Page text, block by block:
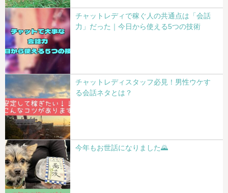
チャットレディで稼ぐ人の共通点は「会話
力」だった｜今日から使える5つの技術
チャットレディスタッフ必見！男性ウケす
る会話ネタとは？
今年もお世話になりました🌄